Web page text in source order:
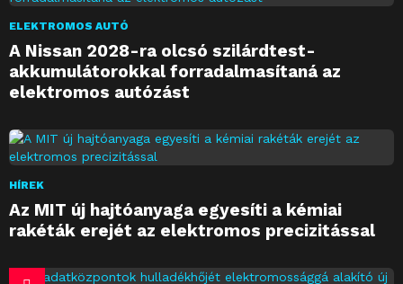
ELEKTROMOS AUTÓ
A Nissan 2028-ra olcsó szilárdtest-
akkumulátorokkal forradalmasítaná az
elektromos autózást
HÍREK
Az MIT új hajtóanyaga egyesíti a kémiai
rakéták erejét az elektromos precizitással